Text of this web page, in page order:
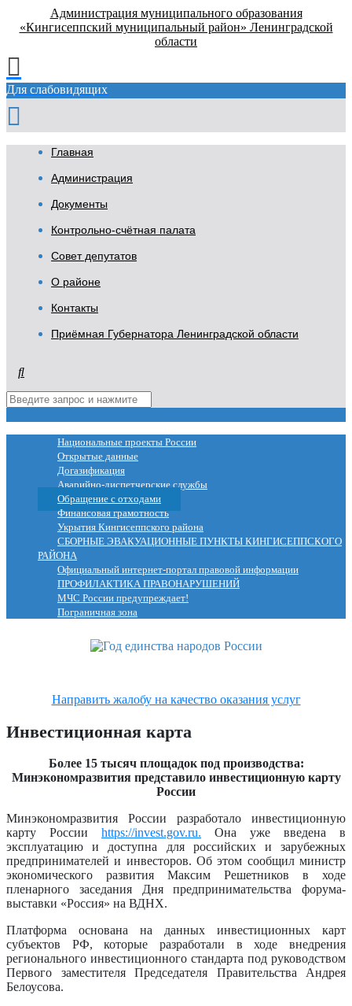
Администрация муниципального образования
«Кингисеппский муниципальный район» Ленинградской
области
Для слабовидящих
Главная
Администрация
Документы
Контрольно-счётная палата
Совет депутатов
О районе
Контакты
Приёмная Губернатора Ленинградской области
Национальные проекты России
Открытые данные
Догазификация
Аварийно-диспетчерские службы
Обращение с отходами
Финансовая грамотность
Укрытия Кингисеппского района
СБОРНЫЕ ЭВАКУАЦИОННЫЕ ПУНКТЫ КИНГИСЕППСКОГО
РАЙОНА
Официальный интернет-портал правовой информации
ПРОФИЛАКТИКА ПРАВОНАРУШЕНИЙ
МЧС России предупреждает!
Пограничная зона
Направить жалобу на качество оказания услуг
Инвестиционная карта
Более 15 тысяч площадок под производства:
Минэкономразвития представило инвестиционную карту
России
Минэкономразвития России разработало инвестиционную
карту России https://invest.gov.ru. Она уже введена в
эксплуатацию и доступна для российских и зарубежных
предпринимателей и инвесторов. Об этом сообщил министр
экономического развития Максим Решетников в ходе
пленарного заседания Дня предпринимательства форума-
выставки «Россия» на ВДНХ.
Платформа основана на данных инвестиционных карт
субъектов РФ, которые разработали в ходе внедрения
регионального инвестиционного стандарта под руководством
Первого заместителя Председателя Правительства Андрея
Белоусова.